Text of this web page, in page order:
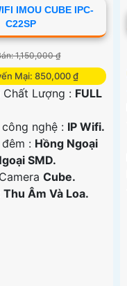
IMOU CUBE IPC-
C22SP
1,150,000 ₫
Mại: 850,000 ₫
Chất Lượng : FULL
nghệ : IP Wifi.
: Hồng Ngoại
SMD.
Cube.
Thu Âm Và Loa.